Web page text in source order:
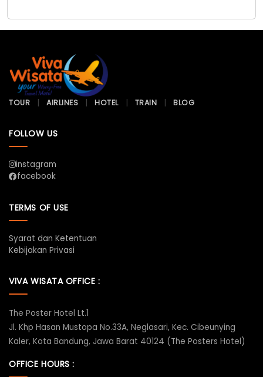
TOUR AIRLINES HOTEL TRAIN BLOG
FOLLOW US
instagram
facebook
TERMS OF USE
Syarat dan Ketentuan
Kebijakan Privasi
VIVA WISATA OFFICE :
The Poster Hotel Lt.1
Jl. Khp Hasan Mustopa No.33A, Neglasari, Kec. Cibeunying
Kaler, Kota Bandung, Jawa Barat 40124 (The Posters Hotel)
OFFICE HOURS :